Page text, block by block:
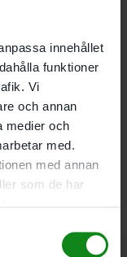
innehållet
funktioner
Vi
och annan
medier och
med.
med annan
som de har
storlek
T-LOC
recension.